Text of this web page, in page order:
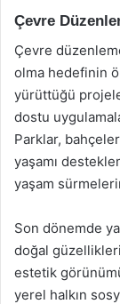
Çevre
Çevre
olma hedefinin
yürüttüğü
dostu
Parklar,
yaşamı
yaşam
Son dönemde
doğal
estetik
yerel halkın